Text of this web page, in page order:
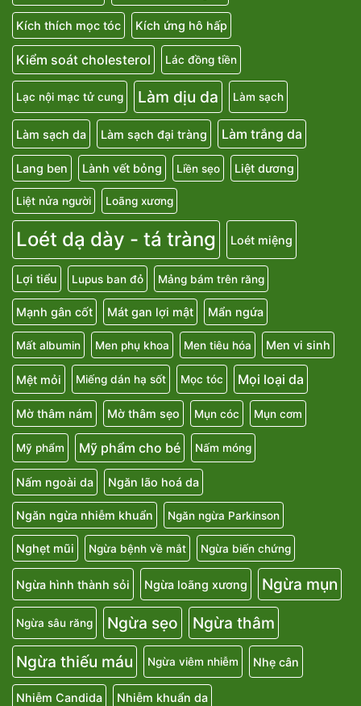
Kích thích mọc tóc Kích ứng hô hấp
Kiểm soát cholesterol Lác đồng tiền
Lạc nội mạc tử cung Làm dịu da Làm sạch
Làm sạch da Làm sạch đại tràng Làm trắng da
Lang ben Lành vết bỏng Liền sẹo Liệt dương
Liệt nửa người Loãng xương
Loét dạ dày - tá tràng Loét miệng
Lợi tiểu Lupus ban đỏ Mảng bám trên răng
Mạnh gân cốt Mát gan lợi mật Mẩn ngứa
Mất albumin Men phụ khoa Men tiêu hóa Men vi sinh
Mệt mỏi Miếng dán hạ sốt Mọc tóc Mọi loại da
Mờ thâm nám Mờ thâm sẹo Mụn cóc Mụn cơm
Mỹ phẩm Mỹ phẩm cho bé Nấm móng
Nấm ngoài da Ngăn lão hoá da
Ngăn ngừa nhiễm khuẩn Ngăn ngừa Parkinson
Nghẹt mũi Ngừa bệnh về mắt Ngừa biến chứng
Ngừa hình thành sỏi Ngừa loãng xương Ngừa mụn
Ngừa sâu răng Ngừa sẹo
Ngừa thâm
Ngừa thiếu máu
Ngừa viêm nhiễm Nhẹ cân
Nhiễm Candida Nhiễm khuẩn da